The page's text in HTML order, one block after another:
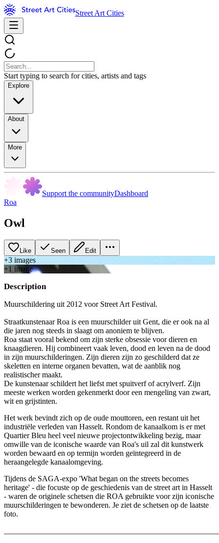
Street Art Cities
Start typing to search for cities, artists and tags
Explore
About
More
Support the communityDashboard
Roa
Owl
Like Seen Edit
+3 images
+1 image
Description
Muurschildering uit 2012 voor Street Art Festival.
Straatkunstenaar Roa is een muurschilder uit Gent, die er ook na al
die jaren nog steeds in slaagt om anoniem te blijven.
Roa staat vooral bekend om zijn sterke obsessie voor dieren en
knaagdieren. Hij combineert vaak leven, dood en leven na de dood
in zijn muurschilderingen. Zijn dieren zijn zo geschilderd dat ze
skeletten en interne organen bevatten, wat de aanblik nog
realistischer maakt.
De kunstenaar schildert het liefst met spuitverf of acrylverf. Zijn
meeste werken worden gekenmerkt door een mengeling van zwart,
wit en grijstinten.
Het werk bevindt zich op de oude mouttoren, een restant uit het
industriële verleden van Hasselt. Rondom de kanaalkom is er met
Quartier Bleu heel veel nieuwe projectontwikkeling bezig, maar
omwille van de iconische waarde van Roa's uil zal dit kunstwerk
worden bewaard en op termijn worden geïntegreerd in de
heraangelegde kanaalomgeving.
Tijdens de SAGA-expo 'What began on the streets becomes
heritage' - die focuste op de geschiedenis van de street art in Hasselt
- waren de originele schetsen die ROA gebruikte voor zijn iconische
muurschilderingen te bewonderen. Je ziet de schetsen op de laatste
foto.